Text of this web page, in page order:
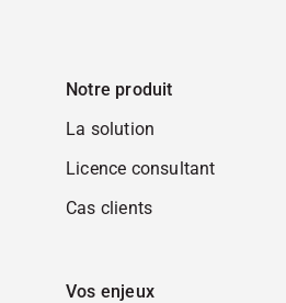
Notre produit
La solution
Licence consultant
Cas clients
Vos enjeux